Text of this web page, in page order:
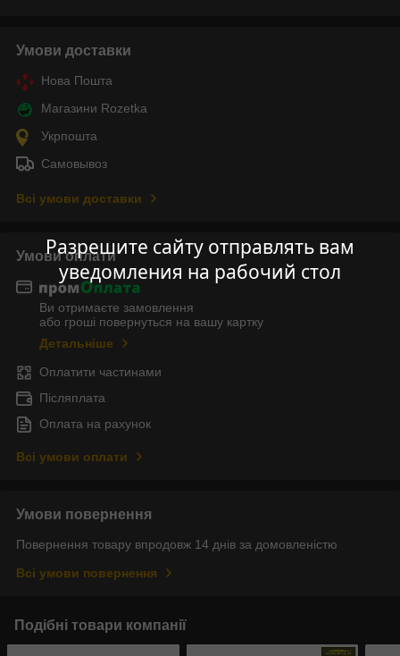
Разрешите сайту отправлять вам
уведомления на рабочий стол
Умови доставки
Нова Пошта
Магазини Rozetka
Укрпошта
Самовывоз
Всі умови доставки
Умови оплати
Ви отримаєте замовлення
або гроші повернуться на вашу картку
Детальніше
Оплатити частинами
Післяплата
Оплата на рахунок
Всі умови оплати
Умови повернення
Повернення товару впродовж 14 днів за домовленістю
Всі умови повернення
Подібні товари компанії